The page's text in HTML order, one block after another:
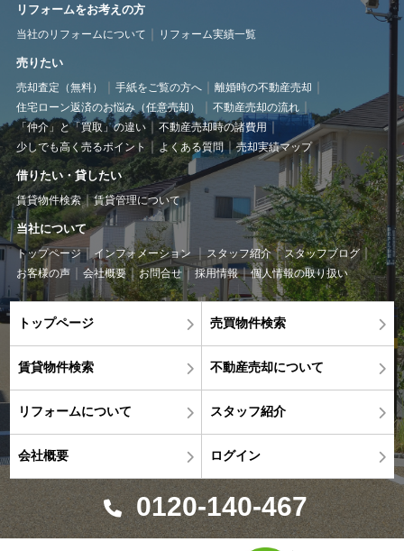
リフォームをお考えの方
当社のリフォームについて リフォーム実績一覧
売りたい
売却査定（無料） 手紙をご覧の方へ
離婚時の不動産売却
住宅ローン返済のお悩み（任意売却）
不動産売却の流れ
「仲介」と「買取」の違い
不動産売却時の諸費用
少しでも高く売るポイント
よくある質問 売却実績マップ
借りたい・貸したい
賃貸物件検索 賃貸管理について
当社について
トップページ インフォメーション スタッフ紹介
スタッフブログ
お客様の声
会社概要 お問合せ 採用情報 個人情報の取り扱い
トップページ 売買物件検索
賃貸物件検索 不動産売却について
リフォームについて スタッフ紹介
会社概要 ログイン
0120-140-467